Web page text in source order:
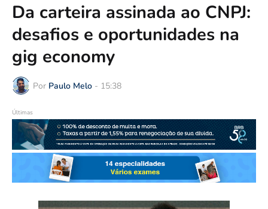
Da carteira assinada ao CNPJ:
desafios e oportunidades na
gig economy
Por Paulo Melo - 15:38
Últimas